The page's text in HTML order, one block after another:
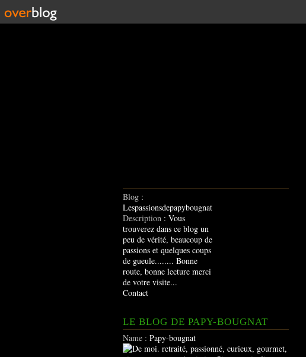
Blog :
Lespassionsdepapybougnat
Description : Vous
trouverez dans ce blog un
peu de vérité, beaucoup de
passions et quelques coups
de gueule........ Bonne
route, bonne lecture merci
de votre visite...
Contact
LE BLOG DE PAPY-BOUGNAT
Name : Papy-bougnat